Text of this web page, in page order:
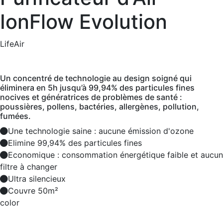
IonFlow Evolution
LifeAir
Un concentré de technologie au design soigné qui
éliminera en 5h jusqu’à 99,94% des particules fines
nocives et génératrices de problèmes de santé :
poussières, pollens, bactéries, allergènes, pollution,
fumées.
Une technologie saine : aucune émission d'ozone
Elimine 99,94% des particules fines
Economique : consommation énergétique faible et aucun
filtre à changer
Ultra silencieux
Couvre 50m²
color